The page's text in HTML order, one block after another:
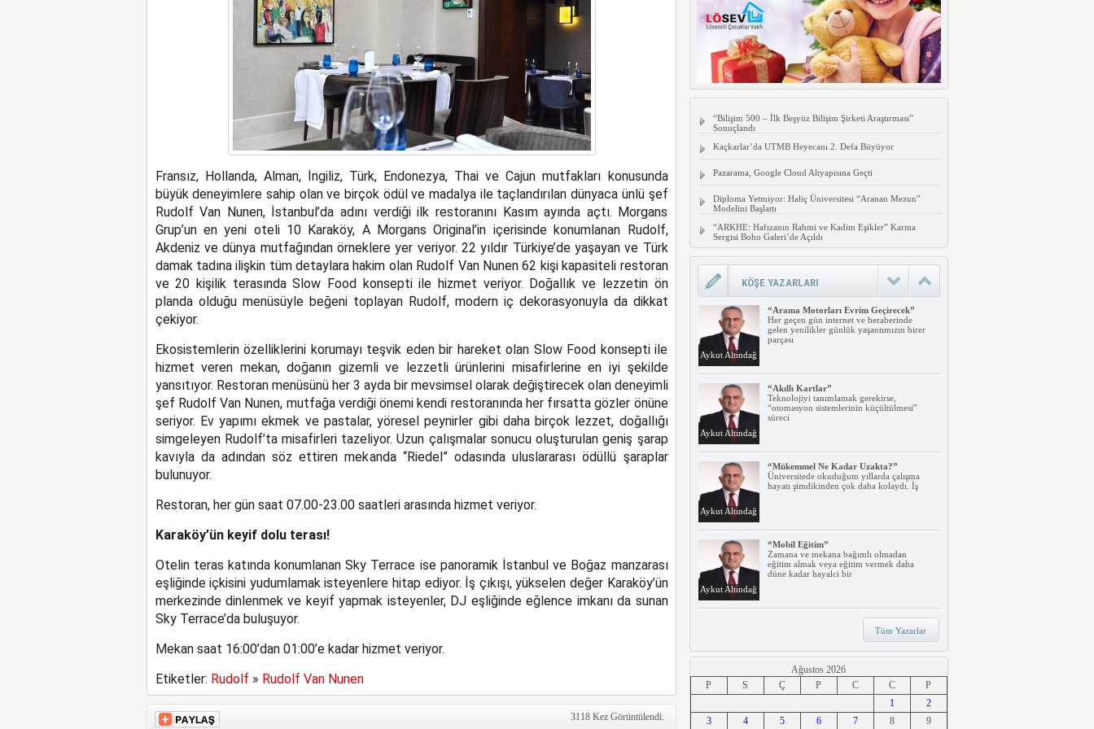
Fransız, Hollanda, Alman, İngiliz, Türk, Endonezya, Thai ve Cajun mutfakları konusunda
büyük deneyimlere sahip olan ve birçok ödül ve madalya ile taçlandırılan dünyaca ünlü şef
Rudolf Van Nunen, İstanbul’da adını verdiği ilk restoranını Kasım ayında açtı. Morgans
Grup’un en yeni oteli 10 Karaköy, A Morgans Original’in içerisinde konumlanan Rudolf,
Akdeniz ve dünya mutfağından örneklere yer veriyor. 22 yıldır Türkiye’de yaşayan ve Türk
damak tadına ilişkin tüm detaylara hakim olan Rudolf Van Nunen 62 kişi kapasiteli restoran
ve 20 kişilik terasında Slow Food konsepti ile hizmet veriyor. Doğallık ve lezzetin ön
planda olduğu menüsüyle beğeni toplayan Rudolf, modern iç dekorasyonuyla da dikkat
çekiyor.
Ekosistemlerin özelliklerini korumayı teşvik eden bir hareket olan Slow Food konsepti ile
hizmet veren mekan, doğanın gizemli ve lezzetli ürünlerini misafirlerine en iyi şekilde
yansıtıyor. Restoran menüsünü her 3 ayda bir mevsimsel olarak değiştirecek olan deneyimli
şef Rudolf Van Nunen, mutfağa verdiği önemi kendi restoranında her fırsatta gözler önüne
seriyor. Ev yapımı ekmek ve pastalar, yöresel peynirler gibi daha birçok lezzet, doğallığı
simgeleyen Rudolf’ta misafirleri tazeliyor. Uzun çalışmalar sonucu oluşturulan geniş şarap
kavıyla da adından söz ettiren mekanda “Riedel” odasında uluslararası ödüllü şaraplar
bulunuyor.
Restoran, her gün saat 07.00-23.00 saatleri arasında hizmet veriyor.
Karaköy’ün keyif dolu terası!
Otelin teras katında konumlanan Sky Terrace ise panoramik İstanbul ve Boğaz manzarası
eşliğinde içkisini yudumlamak isteyenlere hitap ediyor. İş çıkışı, yükselen değer Karaköy’ün
merkezinde dinlenmek ve keyif yapmak isteyenler, DJ eşliğinde eğlence imkanı da sunan
Sky Terrace’da buluşuyor.
Mekan saat 16:00’dan 01:00’e kadar hizmet veriyor.
Etiketler: Rudolf » Rudolf Van Nunen
3118 Kez Görüntülendi.
“Bilişim 500 – İlk Beşyüz Bilişim Şirketi Araştırması”
Sonuçlandı
Kaçkarlar’da UTMB Heyecanı 2. Defa Büyüyor
Pazarama, Google Cloud Altyapısına Geçti
Diploma Yetmiyor: Haliç Üniversitesi “Aranan Mezun”
Modelini Başlattı
“ARKHE: Hafızanın Rahmi ve Kadim Eşikler” Karma
Sergisi Boho Galeri’de Açıldı
KÖŞE YAZARLARI
Aykut Altındağ
“Arama Motorları Evrim Geçirecek”
Her geçen gün internet ve beraberinde
gelen yenilikler günlük yaşantımızın birer
parçası
Aykut Altındağ
“Akıllı Kartlar”
Teknolojiyi tanımlamak gerekirse,
“otomasyon sistemlerinin küçültülmesi”
süreci
Aykut Altındağ
“Mükemmel Ne Kadar Uzakta?”
Üniversitede okuduğum yıllarda çalışma
hayatı şimdikinden çok daha kolaydı. İş
Aykut Altındağ
“Mobil Eğitim”
Zamana ve mekana bağımlı olmadan
eğitim almak veya eğitim vermek daha
düne kadar hayalci bir
“Teknoloji, Hızlı Tren ve İrem…”
Belki dikkatinizi çekmiştir. Türkiye’nin ilk
hızlı treni Ankara – Eskişehir
“Ne Duruyorsunuz, Dijitalleşsenize!”
Arabanız kendi kendine park ederken, siz
apartmanınıza giriyor ve evinizin kapısını
Tüm Yazarlar
Ağustos 2026
P
S Ç P C C
P
1
2
3
4 5 6 7 8
9